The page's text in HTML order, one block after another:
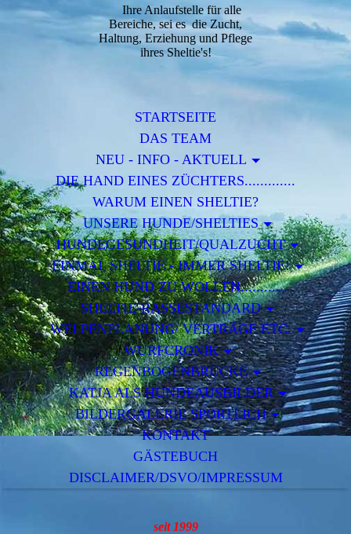
Ihre Anlaufstelle für alle
Bereiche, sei es die Zucht,
Haltung, Erziehung und Pflege
ihres Sheltie's!
STARTSEITE
DAS TEAM
NEU - INFO - AKTUELL
DIE HAND EINES ZÜCHTERS.............
WARUM EINEN SHELTIE?
UNSERE HUNDE/SHELTIES
HUNDEGESUNDHEIT/QUALZUCHT
EINMAL SHELTIE - IMMER SHELTIE!
EINEN HUND ZU WOLLEN...........
SHELTIE-RASSESTANDARD
WELPENPLANUNG/ VERTRÄGE ETC.
WURFCRONIK
REGENBOGENBRÜCKE
KATJA ALS HUNDEAUSBILDER
BILDERGALERIE SPORTLICH
KONTAKT
GÄSTEBUCH
DISCLAIMER/DSVO/IMPRESSUM
seit 1999